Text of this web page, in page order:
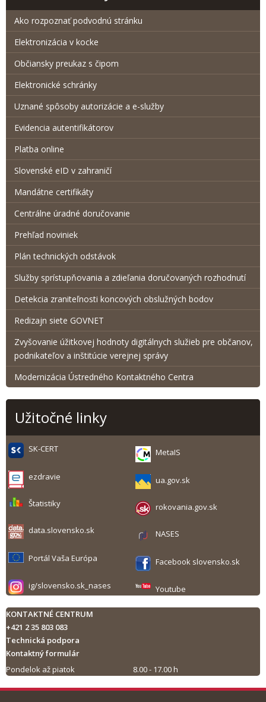
Ako rozpoznať podvodnú stránku
Elektronizácia v kocke
Občiansky preukaz s čipom
Elektronické schránky
Uznané spôsoby autorizácie a e-služby
Evidencia autentifikátorov
Platba online
Slovenské eID v zahraničí
Mandátne certifikáty
Centrálne úradné doručovanie
Prehľad noviniek
Plán technických odstávok
Služby sprístupňovania a zdieľania doručovaných rozhodnutí
Detekcia zraniteľnosti koncových obslužných bodov
Redizajn siete GOVNET
Zvyšovanie úžitkovej hodnoty digitálnych služieb pre občanov,
podnikateľov a inštitúcie verejnej správy
Modernizácia Ústredného Kontaktného Centra
Užitočné linky
SK-CERT MetaIS
ezdravie ua.gov.sk
Štatistiky rokovania.gov.sk
data.slovensko.sk NASES
Portál Vaša Európa Facebook slovensko.sk
ig/slovensko.sk_nases Youtube
KONTAKTNÉ CENTRUM
+421 2 35 803 083
Technická podpora
Kontaktný formulár
Pondelok až piatok
8.00 - 17.00 h
Tlač obsahu